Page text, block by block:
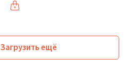
Загрузить ещё